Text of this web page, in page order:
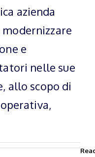
azienda
e
nelle sue
allo scopo di